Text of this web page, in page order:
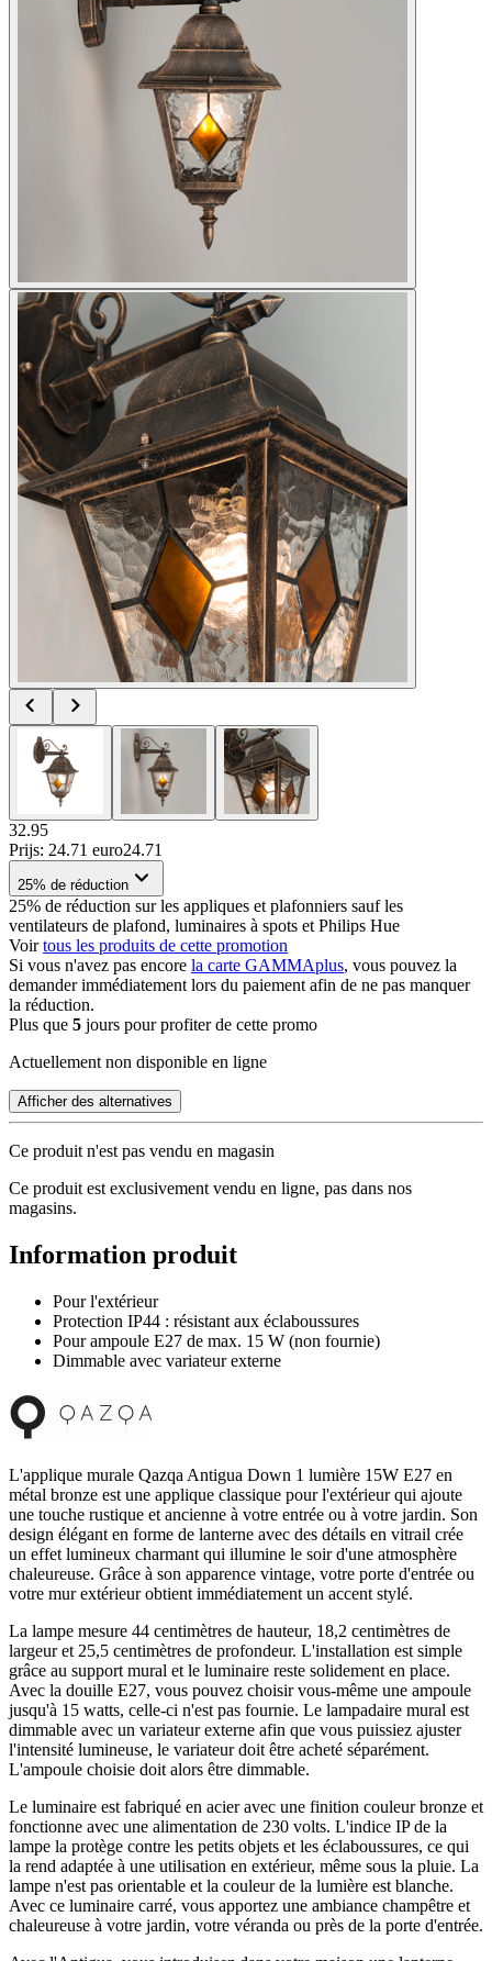
32.95
Prijs: 24.71 euro24.71
25% de réduction
25% de réduction sur les appliques et plafonniers sauf les
ventilateurs de plafond, luminaires à spots et Philips Hue
Voirtous les produits de cette promotion
Si vous n'avez pas encore la carte GAMMAplus, vous pouvez la
demander immédiatement lors du paiement afin de ne pas manquer
la réduction.
Plus que 5 jours pour profiter de cette promo
Actuellement non disponible en ligne
Afficher des alternatives
Ce produit n'est pas vendu en magasin
Ce produit est exclusivement vendu en ligne, pas dans nos
magasins.
Information produit
Pour l'extérieur
Protection IP44 : résistant aux éclaboussures
Pour ampoule E27 de max. 15 W (non fournie)
Dimmable avec variateur externe
L'applique murale Qazqa Antigua Down 1 lumière 15W E27 en
métal bronze est une applique classique pour l'extérieur qui ajoute
une touche rustique et ancienne à votre entrée ou à votre jardin. Son
design élégant en forme de lanterne avec des détails en vitrail crée
un effet lumineux charmant qui illumine le soir d'une atmosphère
chaleureuse. Grâce à son apparence vintage, votre porte d'entrée ou
votre mur extérieur obtient immédiatement un accent stylé.
La lampe mesure 44 centimètres de hauteur, 18,2 centimètres de
largeur et 25,5 centimètres de profondeur. L'installation est simple
grâce au support mural et le luminaire reste solidement en place.
Avec la douille E27, vous pouvez choisir vous-même une ampoule
jusqu'à 15 watts, celle-ci n'est pas fournie. Le lampadaire mural est
dimmable avec un variateur externe afin que vous puissiez ajuster
l'intensité lumineuse, le variateur doit être acheté séparément.
L'ampoule choisie doit alors être dimmable.
Le luminaire est fabriqué en acier avec une finition couleur bronze et
fonctionne avec une alimentation de 230 volts. L'indice IP de la
lampe la protège contre les petits objets et les éclaboussures, ce qui
la rend adaptée à une utilisation en extérieur, même sous la pluie. La
lampe n'est pas orientable et la couleur de la lumière est blanche.
Avec ce luminaire carré, vous apportez une ambiance champêtre et
chaleureuse à votre jardin, votre véranda ou près de la porte d'entrée.